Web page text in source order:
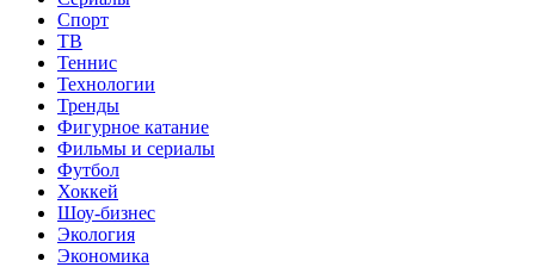
Спорт
ТВ
Теннис
Технологии
Тренды
Фигурное катание
Фильмы и сериалы
Футбол
Хоккей
Шоу-бизнес
Экология
Экономика